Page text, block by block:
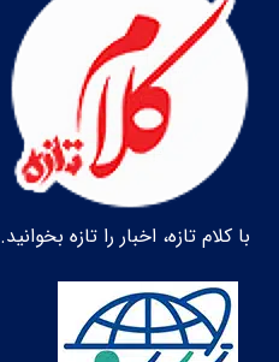
با کلام تازه، اخبار را تازه بخوانید.